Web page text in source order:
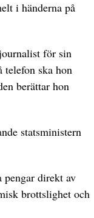
i händerna på
för sin
telefon ska hon
berättar hon
statsministern
pengar direkt av
brottslighet och